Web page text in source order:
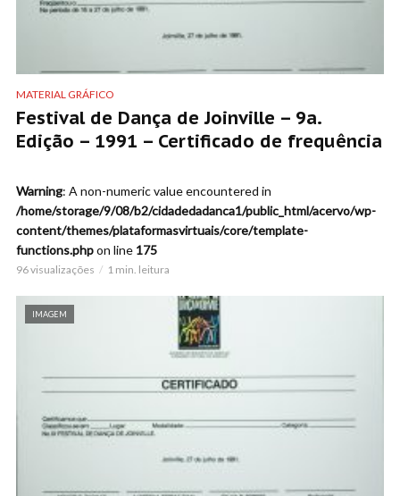
MATERIAL GRÁFICO
Festival de Dança de Joinville – 9a.
Edição – 1991 – Certificado de frequência
Warning: A non-numeric value encountered in
/home/storage/9/08/b2/cidadedadanca1/public_html/acervo/wp-
content/themes/plataformasvirtuais/core/template-
functions.phpon line 175
96 visualizações 1 min. leitura
IMAGEM